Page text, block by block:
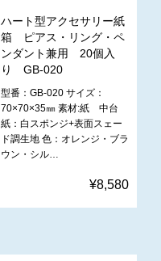
ハート型アクセサリー紙
箱 ピアス・リング・ペ
ンダント兼用 20個入
り GB-020
型番：GB-020 サイズ：
70×70×35㎜ 素材:紙 中台
紙：白スポンジ+表面スェー
ド調生地 色：オレンジ・ブラ
ウン・シル…
¥8,580